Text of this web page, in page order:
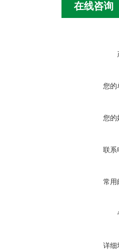
在线咨询
您的
您的
联系
常用
详细